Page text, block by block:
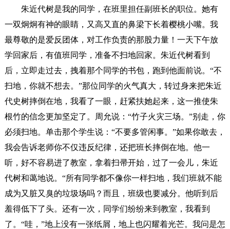
朱近代树是我的同学，在班里担任副班长的职位。她有
一双炯炯有神的眼睛，又高又直的鼻梁下长着樱桃小嘴。我
最尊敬的是爱反团体，对工作负责的那股力量！一天下午放
学回家后，有值班同学，准备不扫地回家。朱近代树看到
后，立即走过去，拽着那个同学的书包，跑到他面前说。“不
扫地，你就不想去。”那位同学的火气真大，转过身来把朱近
代史树摔倒在地，我看了一眼，赶紧扶她起来，这一推使朱
根竹的信念更加坚定了。周允说：“竹子火灾三场。”别走，你
必须扫地。单击那个学生说：“不要多管闲事。”如果你敢去，
我会告诉老师你不仅违反纪律，还把班长摔倒在地。他一
听，好不容易进了教室，拿着扫帚开始，过了一会儿，朱近
代树和蔼地说。“所有同学都不像你一样扫地，我们班就不能
成为又脏又臭的垃圾场吗？而且，班级也要减分。他听到后
羞得低下了头。还有一次，同学们纷纷来到教室，我看到
了。“哇，”地上没有一张纸屑，地上也闪耀着光芒。我问是怎